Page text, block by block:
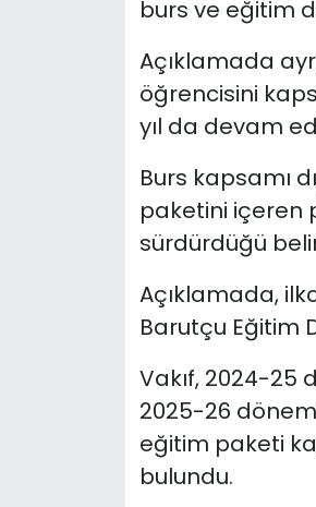
burs ve eğitim
Açıklamada
öğrencisini
yıl da devam
Burs kapsamı
paketini içeren
sürdürdüğü
Açıklamada,
Barutçu Eğitim
Vakıf, 2024-25
2025-26
eğitim paketi
bulundu.